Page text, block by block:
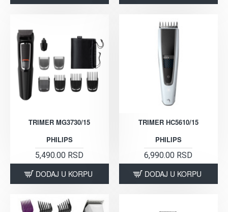
TRIMER MG3730/15
PHILIPS
5,490.00 RSD
DODAJ U KORPU
TRIMER HC5610/15
PHILIPS
6,990.00 RSD
DODAJ U KORPU